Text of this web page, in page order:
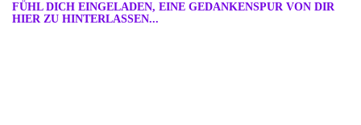
FÜHL DICH EINGELADEN, EINE GEDANKENSPUR VON DIR
HIER ZU HINTERLASSEN...